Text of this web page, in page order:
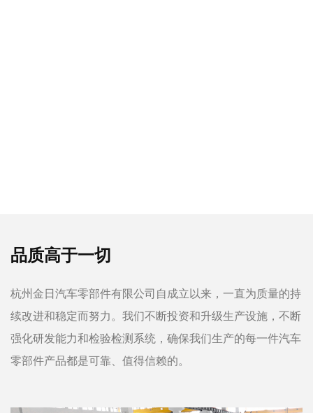
品质高于一切
杭州金日汽车零部件有限公司自成立以来，一直为质量的持
续改进和稳定而努力。我们不断投资和升级生产设施，不断
强化研发能力和检验检测系统，确保我们生产的每一件汽车
零部件产品都是可靠、值得信赖的。